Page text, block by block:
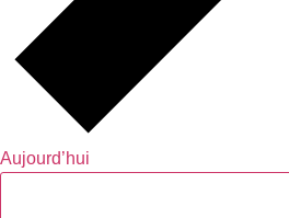
Aujourd’hui